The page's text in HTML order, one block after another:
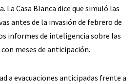
La Casa Blanca dice que simuló las
antes de la invasión de febrero de
informes de inteligencia sobre las
meses de anticipación.
a evacuaciones anticipadas frente a